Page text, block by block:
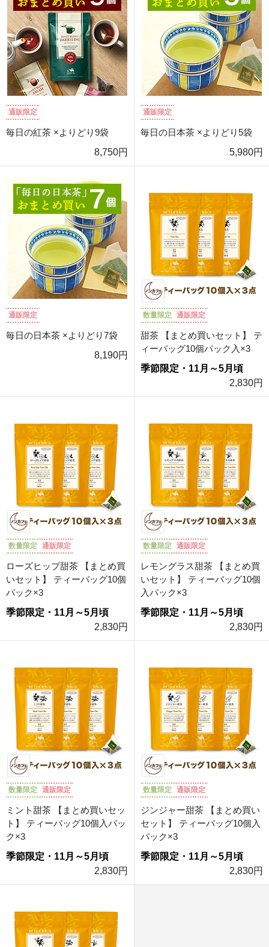
通販限定
毎日の紅茶 ×よりどり9袋
8,750円
通販限定
毎日の日本茶 ×よりどり5袋
5,980円
通販限定
毎日の日本茶 ×よりどり7袋
8,190円
数量限定 通販限定
甜茶 【まとめ買いセット】 テ
ィーバッグ10個パック入×3
季節限定・11月～5月頃
2,830円
数量限定 通販限定
ローズヒップ甜茶 【まとめ買
いセット】 ティーバッグ10個
パック×3
季節限定・11月～5月頃
2,830円
数量限定 通販限定
レモングラス甜茶 【まとめ買
いセット】 ティーバッグ10個
入パック×3
季節限定・11月～5月頃
2,830円
数量限定 通販限定
ミント甜茶 【まとめ買いセッ
ト】 ティーバッグ10個入パッ
ク×3
季節限定・11月～5月頃
2,830円
数量限定 通販限定
ジンジャー甜茶 【まとめ買い
セット】 ティーバッグ10個入
パック×3
季節限定・11月～5月頃
2,830円